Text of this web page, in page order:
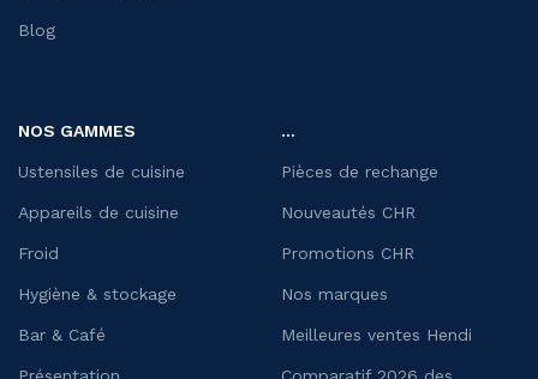
Blog
NOS GAMMES
Ustensiles de cuisine
Appareils de cuisine
Froid
Hygiène & stockage
Bar & Café
Présentation
...
Pièces de rechange
Nouveautés CHR
Promotions CHR
Nos marques
Meilleures ventes Hendi
Comparatif 2026 des